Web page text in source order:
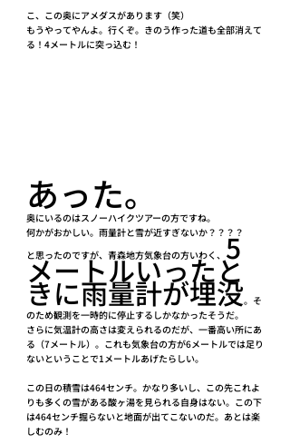
こ、この奥にアメダスがあります（笑）
もうやってやんよ。行くぞ。きのう作った道も全部消えて
る！4メートルに突っ込む！
あった。
奥にいるのはスノーハイクツアーの方ですね。
何かがおかしい。雨量計と雪が近すぎないか？？？？
と思ったのですが、青森地方気象台の方いわく、 5
メートルいったと
きに雨量計が埋没。そ
のため観測を一時的に停止するしかなかったそうだ。
さらに気温計の高さは変えられるのだが、一番高い所にあ
る（7メートル）。これも気象台の方が6メートルでは足り
ないということで1メートルあげたらしい。
この日の積雪は464センチ。かなり多いし、この先これよ
りも多くの雪がある酸ヶ湯を見られる自身はない。この下
は464センチ掘らないと地面が出てこないのだ。あとは楽
しむのみ！